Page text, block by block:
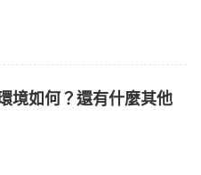
境如何？還有什麼其他